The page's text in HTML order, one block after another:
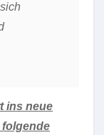
ins neue
folgende